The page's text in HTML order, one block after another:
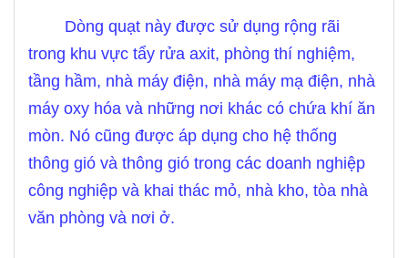
Dòng quạt này được sử dụng rộng rãi
trong khu vực tẩy rửa axit, phòng thí nghiệm,
tầng hầm, nhà máy điện, nhà máy mạ điện, nhà
máy oxy hóa và những nơi khác có chứa khí ăn
mòn. Nó cũng được áp dụng cho hệ thống
thông gió và thông gió trong các doanh nghiệp
công nghiệp và khai thác mỏ, nhà kho, tòa nhà
văn phòng và nơi ở.